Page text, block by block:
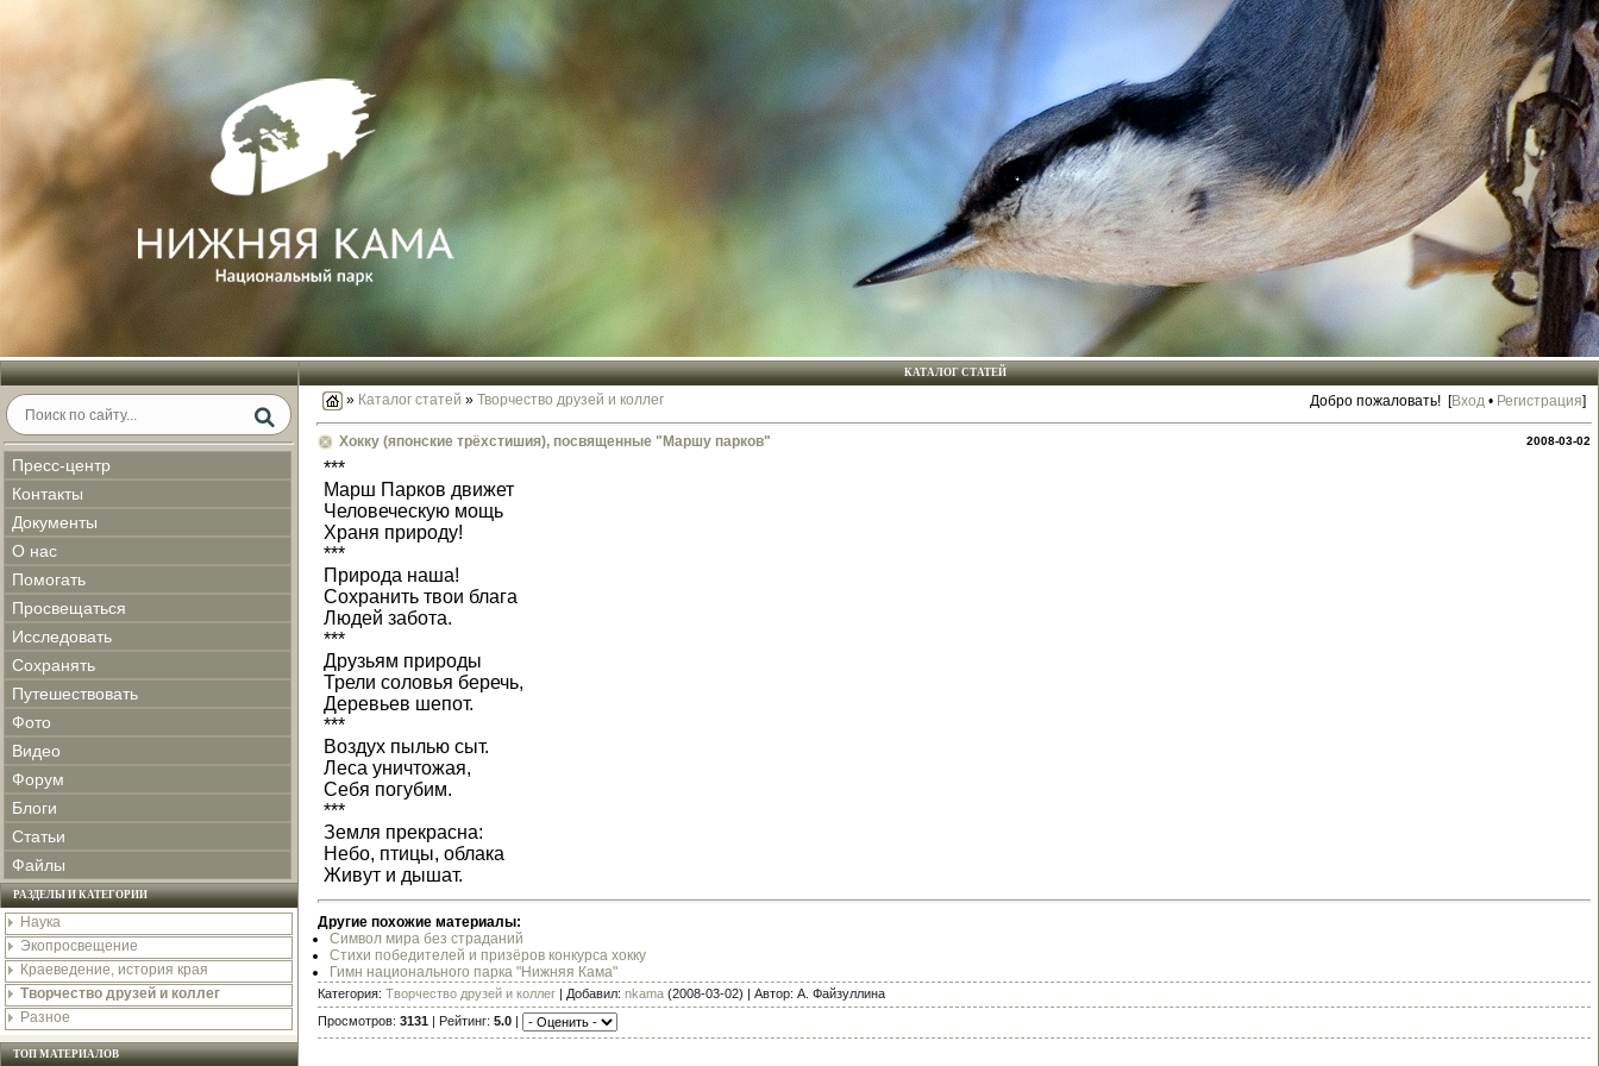
Пресс-центр
Контакты
Документы
О нас
Помогать
Просвещаться
Исследовать
Сохранять
Путешествовать
Фото
Видео
Форум
Блоги
Статьи
Файлы
РАЗДЕЛЫ И КАТЕГОРИИ
Наука
Экопросвещение
Краеведение, история края
Творчество друзей и коллег
Разное
ТОП МАТЕРИАЛОВ
КАТАЛОГ СТАТЕЙ
» Каталог статей » Творчество друзей и коллег Добро пожаловать! [Вход • Регистрация]
Хокку (японские трёхстишия), посвященные "Маршу парков" 2008-03-02
***
Марш Парков движет
Человеческую мощь
Храня природу!
***
Природа наша!
Сохранить твои блага
Людей забота.
***
Друзьям природы
Трели соловья беречь,
Деревьев шепот.
***
Воздух пылью сыт.
Леса уничтожая,
Себя погубим.
***
Земля прекрасна:
Небо, птицы, облака
Живут и дышат.
Другие похожие материалы:
Символ мира без страданий
Стихи победителей и призёров конкурса хокку
Гимн национального парка "Нижняя Кама"
Категория: Творчество друзей и коллег | Добавил: nkama (2008-03-02) | Автор: А. Файзуллина
Просмотров: 3131 | Рейтинг: 5.0 |